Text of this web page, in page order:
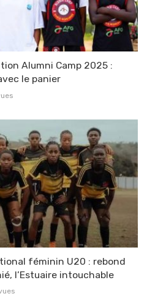
Alumni Camp 2025 :
le panier
féminin U20 : rebond
l’Estuaire intouchable